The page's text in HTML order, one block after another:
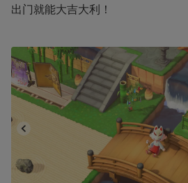
出门就能大吉大利！